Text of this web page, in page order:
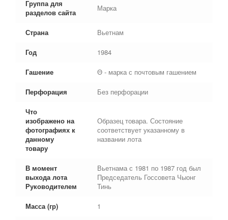
Группа для
разделов сайта
Марка
Страна Вьетнам
Год 1984
Гашение Θ - марка с почтовым гашением
Перфорация Без перфорации
Что
изображено на
фотографиях к
данному
товару
Образец товара. Состояние
соответствует указанному в
названии лота
В момент
выхода лота
Руководителем
Вьетнама с 1981 по 1987 год был
Председатель Госсовета Чыонг
Тинь
Масса (гр) 1